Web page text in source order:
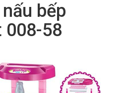
bếp
008-58